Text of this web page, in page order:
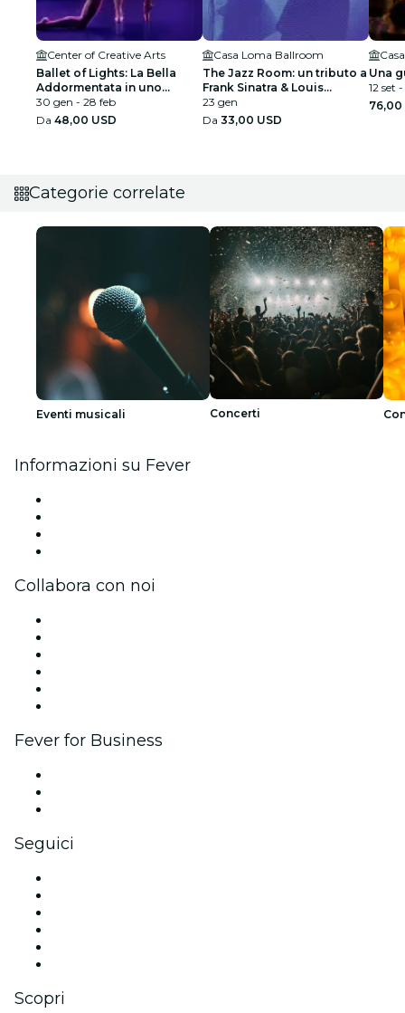
Center of Creative Arts
Ballet of Lights: La Bella
Addormentata in uno
spettacolo scintillante
30 gen - 28 feb
Da 48,00 USD
Casa Loma Ballroom
The Jazz Room: un tributo a
Frank Sinatra & Louis
Armstrong
23 gen
Da 33,00 USD
Una
12 set
76,00
Categorie correlate
Eventi musicali Concerti
Informazioni su Fever
Collabora con noi
Fever for Business
Seguici
Scopri